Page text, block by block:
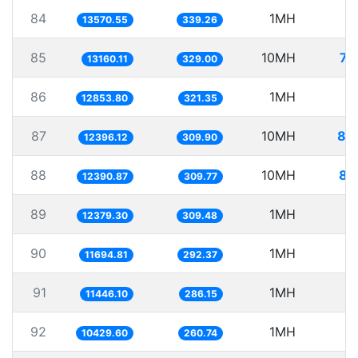
84 13570.55 339.26 1MH
85 13160.11 329.00 10MH
86 12853.80 321.35 1MH
87 12396.12 309.90 10MH
88 12390.87 309.77 10MH
89 12379.30 309.48 1MH
90 11694.81 292.37 1MH
91 11446.10 286.15 1MH
92 10429.60 260.74 1MH